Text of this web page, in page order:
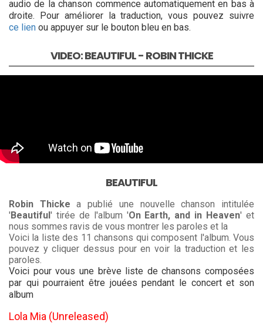
audio de la chanson commence automatiquement en bas à
droite. Pour améliorer la traduction, vous pouvez suivre
ce lien ou appuyer sur le bouton bleu en bas.
VIDEO: BEAUTIFUL - ROBIN THICKE
BEAUTIFUL
Robin Thicke a publié une nouvelle chanson intitulée
'Beautiful' tirée de l'album 'On Earth, and in Heaven' et
nous sommes ravis de vous montrer les paroles et la
Voici la liste des 11 chansons qui composent l'album. Vous
pouvez y cliquer dessus pour en voir la traduction et les
paroles.
Voici pour vous une brève liste de chansons composées
par qui pourraient être jouées pendant le concert et son
album
Lola Mia (Unreleased)